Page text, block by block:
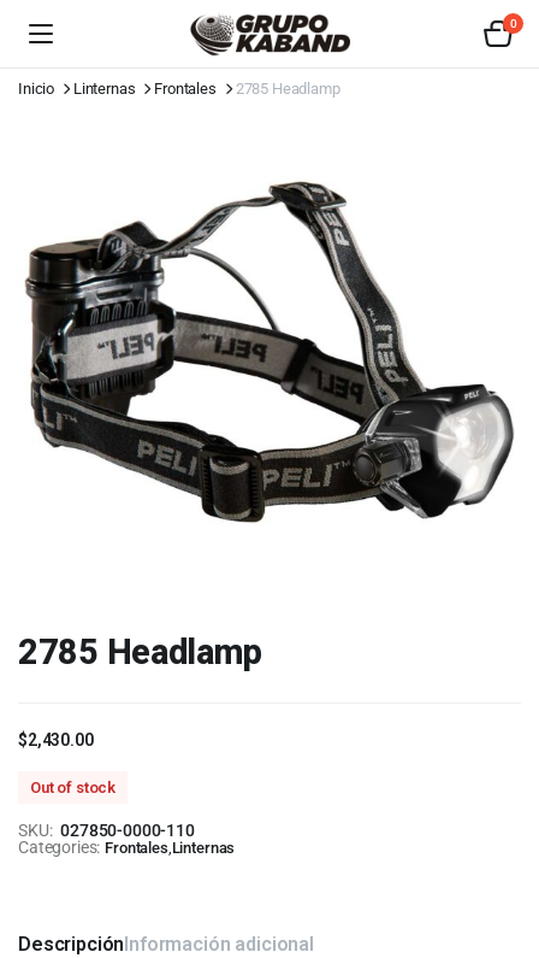
0
Inicio Linternas Frontales 2785 Headlamp
2785 Headlamp
$2,430.00
Out of stock
SKU: 027850-0000-110
Categories: Frontales Linternas
DescripciónInformación adicional